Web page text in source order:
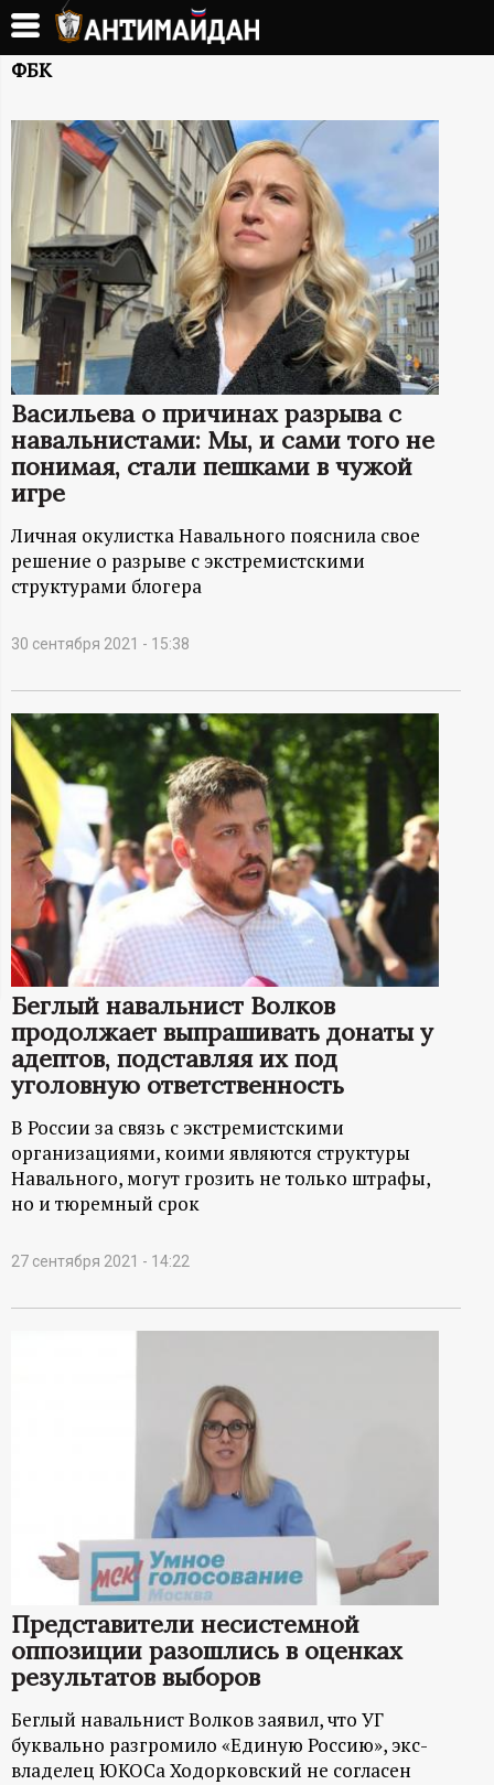
Перейти
основному
А
Н
Т
И
М
А
Й
Д
А
Н
-
и
н
ф
о
р
м
а
ц
и
о
н
а
л
ФБК
Васильева о причинах разрыва с
навальнистами: Мы, и сами того не
понимая, стали пешками в чужой
игре
Личная окулистка Навального пояснила свое
решение о разрыве с экстремистскими
структурами блогера
30 сентября 2021 - 15:38
Беглый навальнист Волков
продолжает выпрашивать донаты у
адептов, подставляя их под
уголовную ответственность
В России за связь с экстремистскими
организациями, коими являются структуры
Навального, могут грозить не только штрафы,
но и тюремный срок
27 сентября 2021 - 14:22
Представители несистемной
оппозиции разошлись в оценках
результатов выборов
Беглый навальнист Волков заявил, что УГ
буквально разгромило «Единую Россию», экс-
владелец ЮКОСа Ходорковский не согласен